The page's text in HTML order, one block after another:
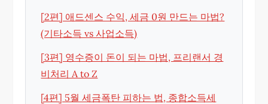
[2편] 애드센스 수익, 세금 0원 만드는 마법?
(기타소득 vs 사업소득)
[3편] 영수증이 돈이 되는 마법, 프리랜서 경
비처리 A to Z
[4편] 5월 세금폭탄 피하는 법, 종합소득세